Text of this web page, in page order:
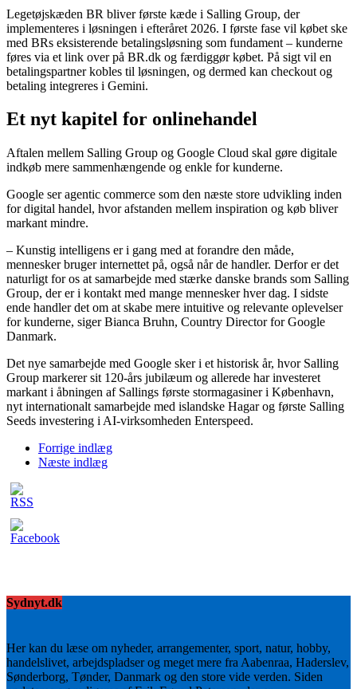
Legetøjskæden BR bliver første kæde i Salling Group, der
implementeres i løsningen i efteråret 2026. I første fase vil købet ske
med BRs eksisterende betalingsløsning som fundament – kunderne
føres via et link over på BR.dk og færdiggør købet. På sigt vil en
betalingspartner kobles til løsningen, og dermed kan checkout og
betaling integreres i Gemini.
Et nyt kapitel for onlinehandel
Aftalen mellem Salling Group og Google Cloud skal gøre digitale
indkøb mere sammenhængende og enkle for kunderne.
Google ser agentic commerce som den næste store udvikling inden
for digital handel, hvor afstanden mellem inspiration og køb bliver
markant mindre.
– Kunstig intelligens er i gang med at forandre den måde,
mennesker bruger internettet på, også når de handler. Derfor er det
naturligt for os at samarbejde med stærke danske brands som Salling
Group, der er i kontakt med mange mennesker hver dag. I sidste
ende handler det om at skabe mere intuitive og relevante oplevelser
for kunderne, siger Bianca Bruhn, Country Director for Google
Danmark.
Det nye samarbejde med Google sker i et historisk år, hvor Salling
Group markerer sit 120-års jubilæum og allerede har investeret
markant i åbningen af Sallings første stormagasiner i København,
nyt internationalt samarbejde med islandske Hagar og første Salling
Seeds investering i AI-virksomheden Enterspeed.
Forrige indlæg
Næste indlæg
Sydnyt.dk
Her kan du læse om nyheder, arrangementer, sport, natur, hobby,
handelslivet, arbejdspladser og meget mere fra Aabenraa, Haderslev,
Sønderborg, Tønder, Danmark og den store vide verden. Siden